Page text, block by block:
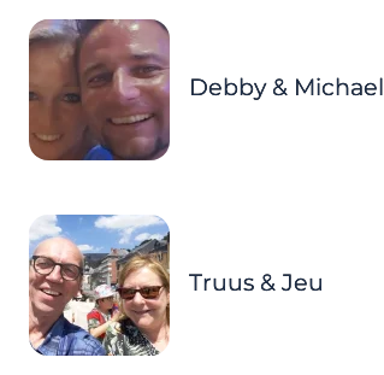
Debby & Michael
Truus & Jeu